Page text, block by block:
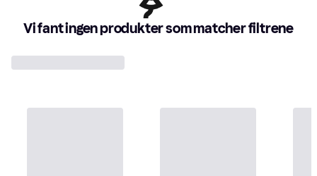
Vi fant ingen produkter som matcher filtrene